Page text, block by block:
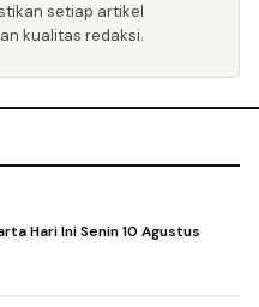
setiap artikel
kualitas redaksi.
Hari Ini Senin 10 Agustus